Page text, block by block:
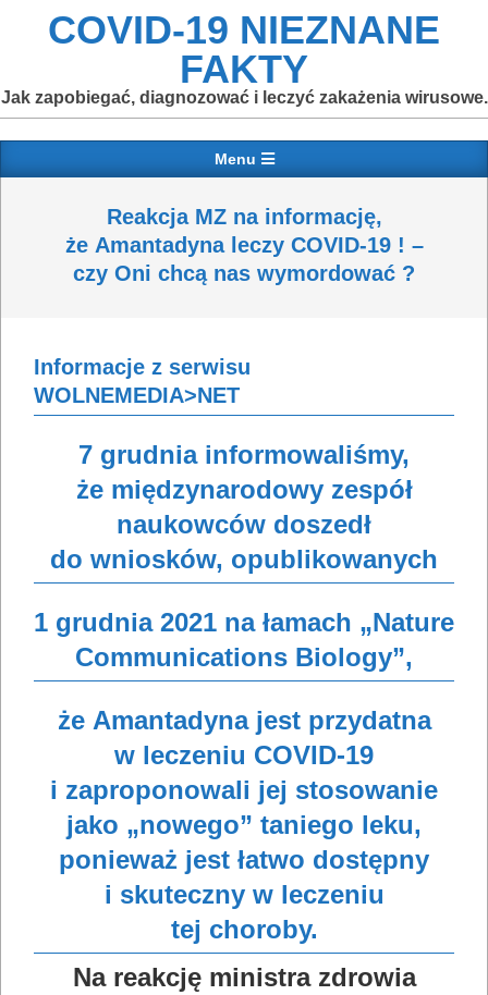
COVID-19 NIEZNANE
FAKTY
Jak zapobiegać, diagnozować i leczyć zakażenia wirusowe.
Navigation
Menu
Reakcja MZ na informację,
że Amantadyna leczy COVID-19 ! –
czy Oni chcą nas wymordować ?
Informacje z serwisu
WOLNEMEDIA>NET
7 grudnia informowaliśmy,
że międzynarodowy zespół
naukowców doszedł
do wniosków, opublikowanych
1 grudnia 2021 na łamach „Nature
Communications Biology”,
że Amantadyna jest przydatna
w leczeniu COVID-19
i zaproponowali jej stosowanie
jako „nowego” taniego leku,
ponieważ jest łatwo dostępny
i skuteczny w leczeniu
tej choroby.
Na reakcję ministra zdrowia